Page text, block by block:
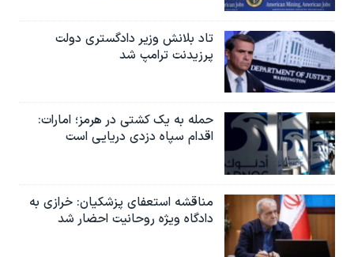
تاد بلانش وزیر دادگستری دولت
پرزیدنت ترامپ شد
حمله به یک کشتی در هرمز؛ امارات:
اقدام سپاه دزدی دریایی است
مناقشه استعفای پزشکیان: خرازی به
دادگاه ویژه روحانیت احضار شد